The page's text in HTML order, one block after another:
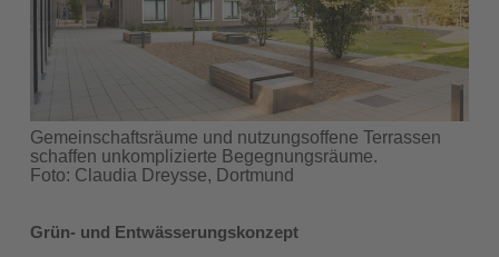
Gemeinschaftsräume und nutzungsoffene Terrassen
schaffen unkomplizierte Begegnungsräume.
Foto: Claudia Dreysse, Dortmund
Grün- und Entwässerungskonzept